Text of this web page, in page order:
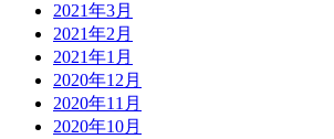
2021年3月
2021年2月
2021年1月
2020年12月
2020年11月
2020年10月